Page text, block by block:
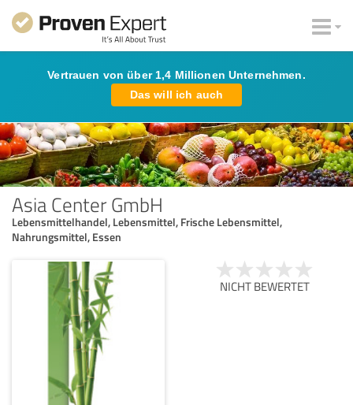
Vertrauen von über 1,4 Millionen Unternehmen.
Das will ich auch
Asia Center GmbH
Lebensmittelhandel, Lebensmittel, Frische Lebensmittel,
Nahrungsmittel, Essen
NICHT BEWERTET